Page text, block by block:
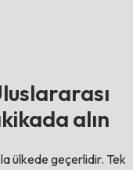
alın
ülkede geçerlidir. Tek